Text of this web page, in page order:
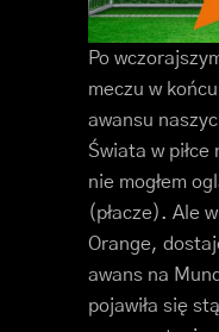
Po
meczu w
awansu
Świata w
nie mogłem
(płacze). Ale
Orange,
awans na
pojawiła się